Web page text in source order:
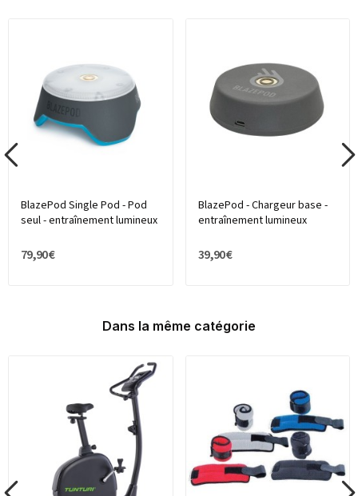
BlazePod Single Pod - Pod
seul - entraînement lumineux
79,90 €
BlazePod - Chargeur base -
entraînement lumineux
39,90 €
Dans la même catégorie